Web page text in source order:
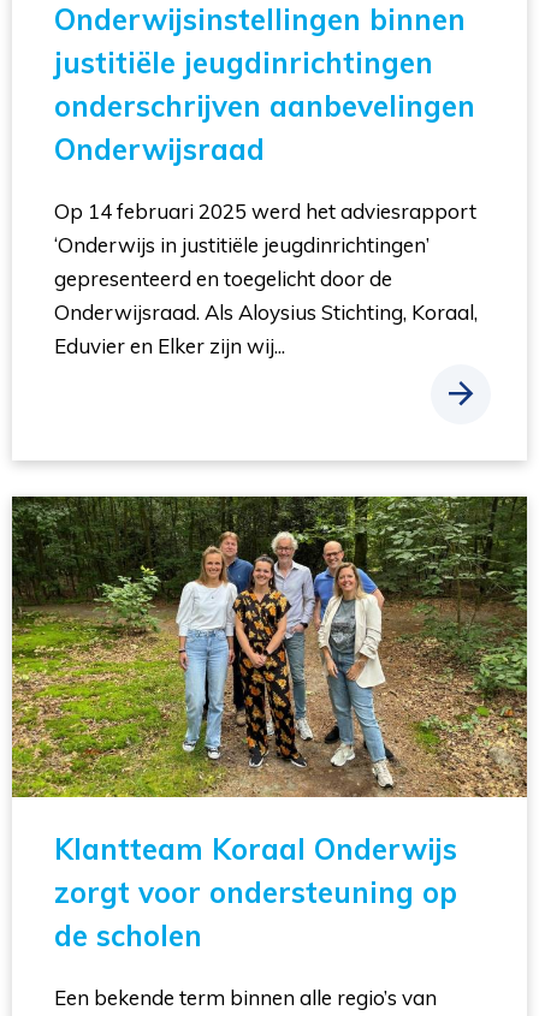
Onderwijsinstellingen binnen
justitiële jeugdinrichtingen
onderschrijven aanbevelingen
Onderwijsraad
Op 14 februari 2025 werd het adviesrapport
‘Onderwijs in justitiële jeugdinrichtingen’
gepresenteerd en toegelicht door de
Onderwijsraad. Als Aloysius Stichting, Koraal,
Eduvier en Elker zijn wij...
Klantteam Koraal Onderwijs
zorgt voor ondersteuning op
de scholen
Een bekende term binnen alle regio’s van